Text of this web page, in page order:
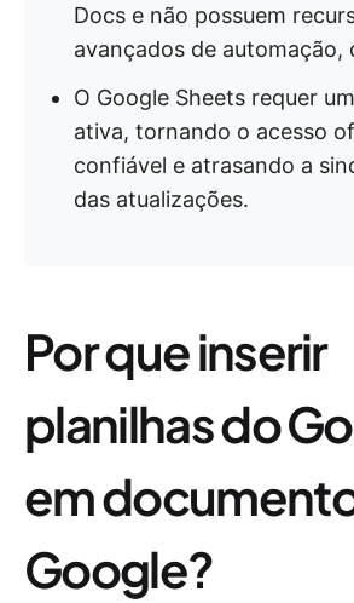
Docs e não possuem
avançados de automação,
O Google Sheets requer
ativa, tornando o acesso
confiável e atrasando a
das atualizações.
Por que inserir
planilhas do
em
Google?